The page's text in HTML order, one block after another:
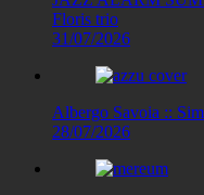
Floris trio
31/07/2026
Albergo Savoia ::
28/07/2026